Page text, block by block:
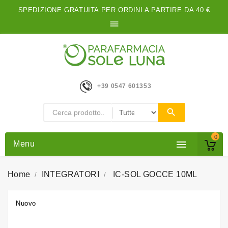
SPEDIZIONE GRATUITA PER ORDINI A PARTIRE DA 40 €

0
+39 0547 601353

Menu
Home INTEGRATORI IC-SOL GOCCE 10ML
Nuovo